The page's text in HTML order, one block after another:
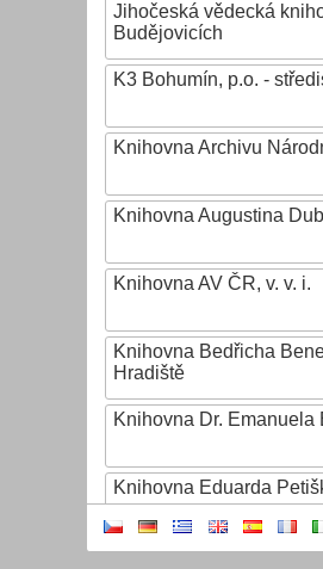
Jihočeská vědecká
Budějovicích
K3 Bohumín, p.o. -
Knihovna Archivu
Knihovna Augustina
Knihovna AV ČR, v. v. i.
Knihovna Bedřicha
Hradiště
Knihovna Dr. Emanuela
Knihovna Eduarda
Knihovna Ignáta